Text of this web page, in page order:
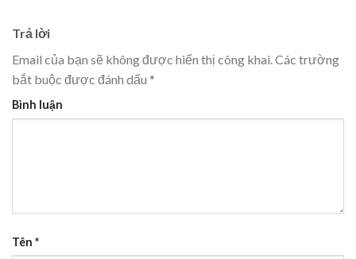
Trả lời
Email của bạn sẽ không được hiển thị công khai.Các trường
bắt buộc được đánh dấu *
Bình luận
Tên *